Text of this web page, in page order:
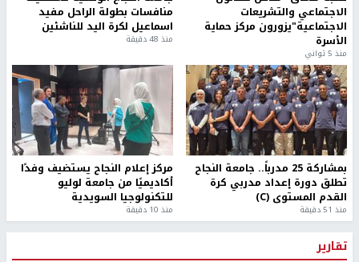
الاجتماعي والتشريعات
الاجتماعية"يزورون مركز حماية
الأسرة
منذ 5 ثواني
منافسات بطولة الراحل مفيد
اسماعيل لكرة اليد للناشئين
منذ 48 دقيقة
بمشاركة 25 مدرباً.. جامعة النجاح
تطلق دورة إعداد مدربي كرة
القدم المستوى (C)
منذ 51 دقيقة
مركز إعلام النجاح يستضيف وفدًا
أكاديميًا من جامعة لوليو
للتكنولوجيا السويدية
منذ 10 دقيقة
تقارير